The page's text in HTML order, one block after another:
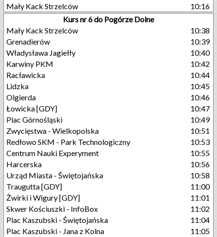
Mały Kack Strzelców
10:16
Kurs nr 6 do Pogórze Dolne
Mały Kack Strzelców
10:38
Grenadierów
10:39
Władysława Jagiełły
10:40
Karwiny PKM
10:42
Racławicka
10:44
Lidzka
10:45
Olgierda
10:46
Łowicka [GDY]
10:47
Plac Górnośląski
10:49
Zwycięstwa - Wielkopolska
10:51
Redłowo SKM - Park Technologiczny
10:53
Centrum Nauki Experyment
10:55
Harcerska
10:56
Urząd Miasta - Świętojańska
10:58
Traugutta [GDY]
11:00
Żwirki i Wigury [GDY]
11:01
Skwer Kościuszki - InfoBox
11:02
Plac Kaszubski - Świętojańska
11:04
Plac Kaszubski - Jana z Kolna
11:05